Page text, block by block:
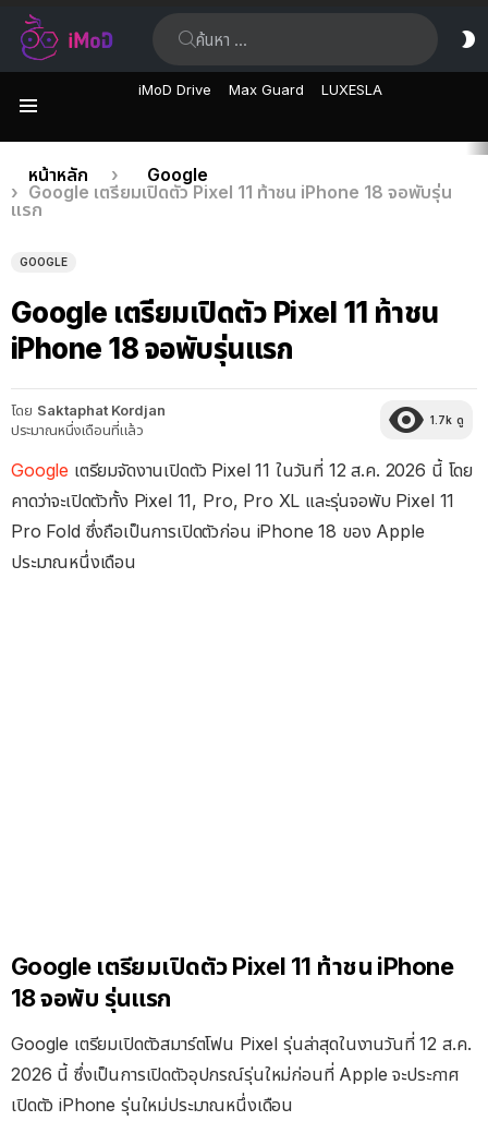
iMoD Drive Max Guard LUXESLA
เรื่อง
ล่าสุด
คุณอยู่ที่นี่:
หน้าหลัก
Google
Google เตรียมเปิดตัว Pixel 11 ท้าชน iPhone 18 จอพับรุ่น
แรก
GOOGLE
Google เตรียมเปิดตัว Pixel 11 ท้าชน
iPhone 18 จอพับรุ่นแรก
โดย Saktaphat Kordjan
ประมาณหนึ่งเดือนที่แล้ว
1.7k ดู
Google เตรียมจัดงานเปิดตัว Pixel 11 ในวันที่ 12 ส.ค. 2026 นี้ โดย
คาดว่าจะเปิดตัวทั้ง Pixel 11, Pro, Pro XL และรุ่นจอพับ Pixel 11
Pro Fold ซึ่งถือเป็นการเปิดตัวก่อน iPhone 18 ของ Apple
ประมาณหนึ่งเดือน
Google เตรียมเปิดตัว Pixel 11 ท้าชน iPhone
18 จอพับ รุ่นแรก
Google เตรียมเปิดตัวสมาร์ตโฟน Pixel รุ่นล่าสุดในงานวันที่ 12 ส.ค.
2026 นี้ ซึ่งเป็นการเปิดตัวอุปกรณ์รุ่นใหม่ก่อนที่ Apple จะประกาศ
เปิดตัว iPhone รุ่นใหม่ประมาณหนึ่งเดือน